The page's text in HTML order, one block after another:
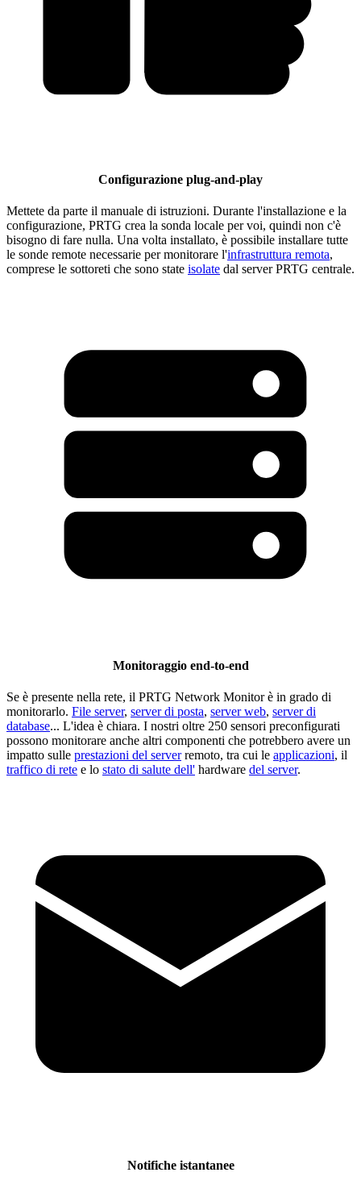
Configurazione plug-and-play
Mettete da parte il manuale di istruzioni. Durante l'installazione e la
configurazione, PRTG crea la sonda locale per voi, quindi non c'è
bisogno di fare nulla. Una volta installato, è possibile installare tutte
le sonde remote necessarie per monitorare l'infrastruttura remota,
comprese le sottoreti che sono state isolate dal server PRTG centrale.
Monitoraggio end-to-end
Se è presente nella rete, il PRTG Network Monitor è in grado di
monitorarlo. File server, server di posta, server web, server di
database... L'idea è chiara. I nostri oltre 250 sensori preconfigurati
possono monitorare anche altri componenti che potrebbero avere un
impatto sulle prestazioni del serverremoto, tra cui le applicazioni, il
traffico di rete e lo stato di salute dell' hardware del server.
Notifiche istantanee